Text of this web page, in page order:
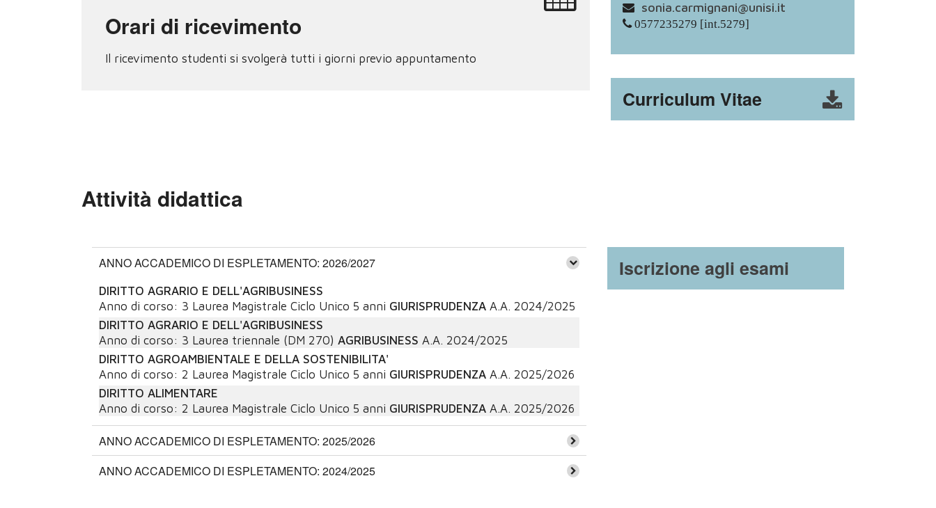
Orari di ricevimento
Il ricevimento studenti si svolgerà tutti i giorni previo appuntamento
sonia.carmignani@unisi.it
0577235279 [int.5279]
Curriculum Vitae
Attività didattica
ANNO ACCADEMICO DI ESPLETAMENTO: 2026/2027
DIRITTO AGRARIO E DELL'AGRIBUSINESS
Anno di corso: 3 Laurea Magistrale Ciclo Unico 5 anni GIURISPRUDENZA A.A. 2024/2025
DIRITTO AGRARIO E DELL'AGRIBUSINESS
Anno di corso: 3 Laurea triennale (DM 270) AGRIBUSINESS A.A. 2024/2025
DIRITTO AGROAMBIENTALE E DELLA SOSTENIBILITA'
Anno di corso: 2 Laurea Magistrale Ciclo Unico 5 anni GIURISPRUDENZA A.A. 2025/2026
DIRITTO ALIMENTARE
Anno di corso: 2 Laurea Magistrale Ciclo Unico 5 anni GIURISPRUDENZA A.A. 2025/2026
ANNO ACCADEMICO DI ESPLETAMENTO: 2025/2026
ANNO ACCADEMICO DI ESPLETAMENTO: 2024/2025
Iscrizione agli esami